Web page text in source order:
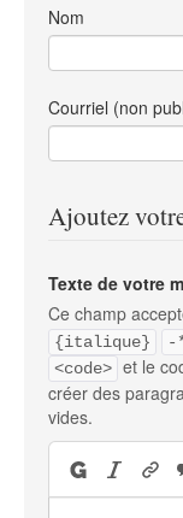
Nom
Courriel (non
Ajoutez
Texte de votre
Ce champ
{italique}
-
<code> et le
créer des
vides.